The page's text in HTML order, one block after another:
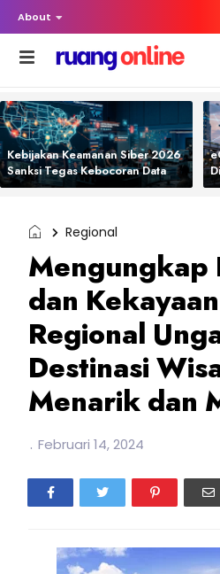
About
Kebijakan Keamanan Siber 2026
Sanksi Tegas Kebocoran Data
Regional
Mengungkap
dan
Regional
Destinasi
Menarik dan
. Februari 14, 2024